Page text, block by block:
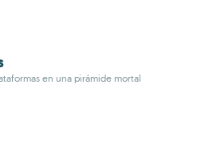
en una pirámide mortal